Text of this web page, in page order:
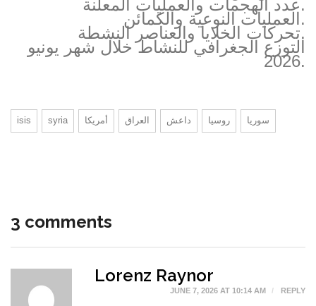
عدد الهجمات والعمليات المعلنة.
العمليات النوعية والكمائن.
تحركات الخلايا والعناصر النشطة.
التوزع الجغرافي للنشاط خلال شهر يونيو
2026.
isis syria أمريكا العراق داعش روسيا سوريا
3 comments
Lorenz Raynor
JUNE 7, 2026 AT 10:14 AM REPLY